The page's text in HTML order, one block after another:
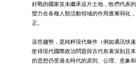
好戰的國家並未繼承這片土地，他們代表
蠻力在各種人類活動領域的作用逐漸弱化
正。
這些趨勢，是純粹現代條件（例如通訊快
使得現代國際政治問題與古代有著深刻且
的思想仍受過去時代的原則、公理、意象和